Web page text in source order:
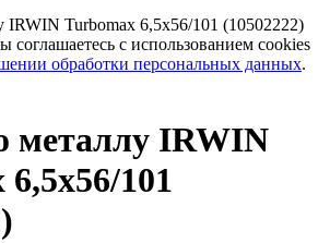
IRWIN Turbomax 6,5х56/101 (10502222)
соглашаетесь с использованием cookies
обработки персональных данных.
металлу IRWIN
101